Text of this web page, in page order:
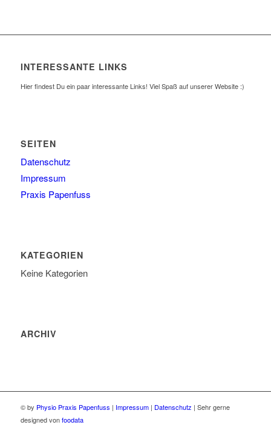
INTERESSANTE LINKS
Hier findest Du ein paar interessante Links! Viel Spaß auf unserer Website :)
SEITEN
Datenschutz
Impressum
Praxis Papenfuss
KATEGORIEN
Keine Kategorien
ARCHIV
© by Physio Praxis Papenfuss | Impressum| Datenschutz | Sehr gerne
designed vonfoodata